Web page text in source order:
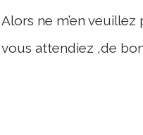
Alors ne m’en
vous attendiez ,de